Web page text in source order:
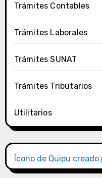
Trámites Contables
Trámites Laborales
Trámites SUNAT
Trámites Tributarios
Utilitarios
Ícono de Quipu